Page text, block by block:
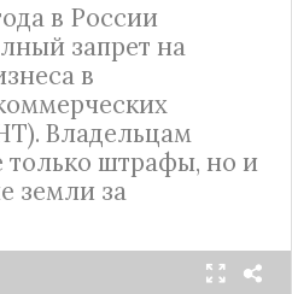
в России
запрет на
в
Владельцам
только штрафы, но и
земли за